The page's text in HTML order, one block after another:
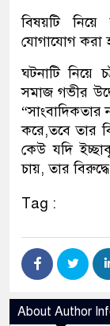
বিষয়টি
যোগাযোগ করা
ঘটনাটি নিয়ে
সমাজ গভীর
“সাংবাদিকতার
করে,তবে তার
কেউ যদি
চায়, তার
Tag :
About Author